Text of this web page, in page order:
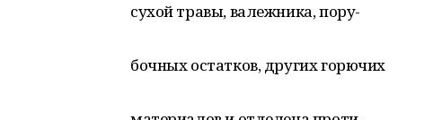
сухой травы, валежника, пору-
бочных остатков, других горючих